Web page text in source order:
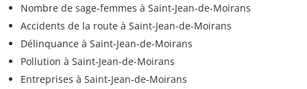
Nombre de sage-femmes à Saint-Jean-de-Moirans
Accidents de la route à Saint-Jean-de-Moirans
Délinquance à Saint-Jean-de-Moirans
Pollution à Saint-Jean-de-Moirans
Entreprises à Saint-Jean-de-Moirans